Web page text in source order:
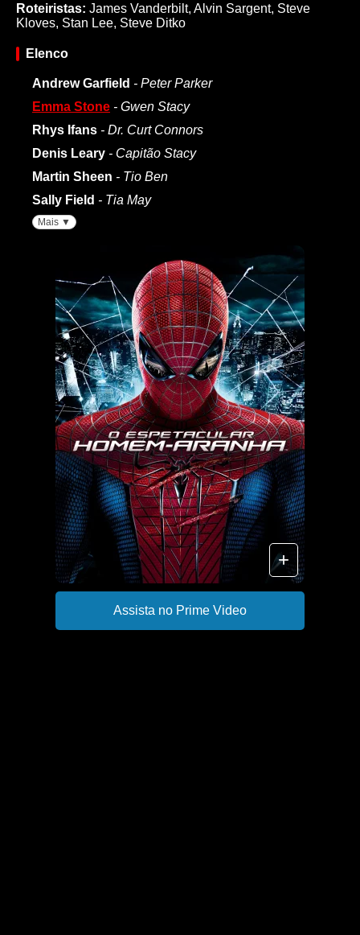
Roteiristas: James Vanderbilt, Alvin Sargent, Steve
Kloves, Stan Lee, Steve Ditko
Elenco
Andrew Garfield - Peter Parker
Emma Stone - Gwen Stacy
Rhys Ifans - Dr. Curt Connors
Denis Leary - Capitão Stacy
Martin Sheen - Tio Ben
Sally Field - Tia May
Mais ▼
+
Assista no Prime Video